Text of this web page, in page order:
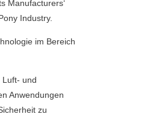
Manufacturers‘
Industry.
im Bereich
Luft- und
Anwendungen
zu